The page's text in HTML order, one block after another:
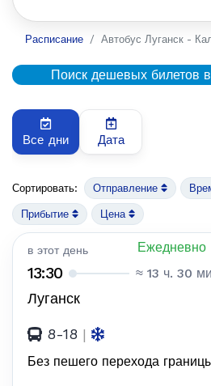
Расписание Автобус Луганск -
Поиск дешевых билетов в
Все дни Дата
Сортировать: Отправление
Прибытие Цена
в этот день Ежедневно
13:30 ≈ 13 ч. 30
Луганск
8-18 |
Без пешего перехода